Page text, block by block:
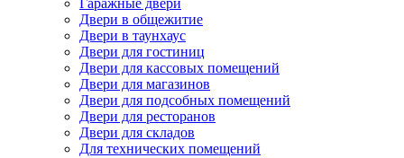
Гаражные двери
Двери в общежитие
Двери в таунхаус
Двери для гостиниц
Двери для кассовых помещений
Двери для магазинов
Двери для подсобных помещений
Двери для ресторанов
Двери для складов
Для технических помещений